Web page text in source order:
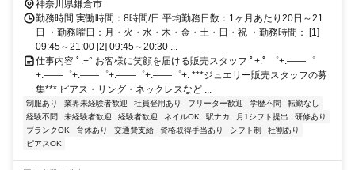
神奈川県鎌倉市
勤務時間 実働時間：8時間/日 平均勤務日数：1ヶ月あたり20日～21
日 ・勤務曜日：月・火・水・木・金・土・日・祝 ・勤務時間： [1]
09:45～21:00 [2] 09:45～20:30 ...
仕事内容 ﾟ.+° お客様に笑顔を届ける販売スタッフ ﾟ+.ﾟ ゜+.――゜
+.――゜+.――゜+.――゜+.――゜+. ***ジュエリー販売スタッフの募
集*** ピアス・リング・ネックレスなど ...
制服あり 業界未経験者歓迎 社員登用あり フリーター歓迎 学歴不問
転勤なし
経験不問
未経験者歓迎 経験者歓迎 ネイルOK 駅ナカ 月1シフト提出
研修あり
ブランクOK
育休あり 交通費支給 資格取得手当あり シフト制
社割あり
ピアスOK